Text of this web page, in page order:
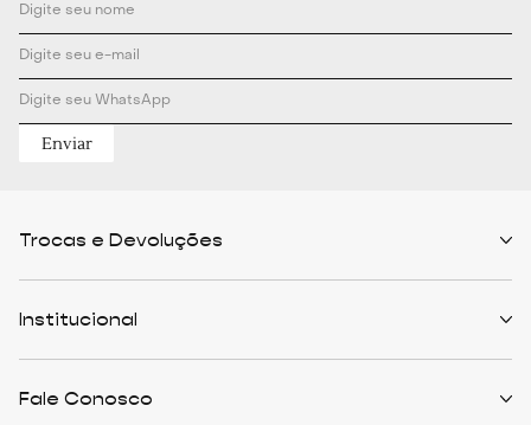
Enviar
Trocas e Devoluções
Formas de Pagamento
Cashback
Institucional
The Outlist
Fale Conosco